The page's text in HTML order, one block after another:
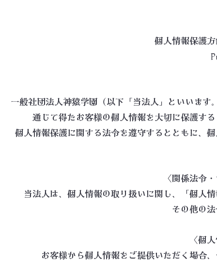
個人情報保護
一般社団法人神猿学園（以下「当法人」といいま
通じて得たお客様の個人情報を大切に保護す
個人情報保護に関する法令を遵守するとともに、
〈関係法令
当法人は、個人情報の取り扱いに関し、「個人
その他の
〈個
お客様から個人情報をご提供いただく場合